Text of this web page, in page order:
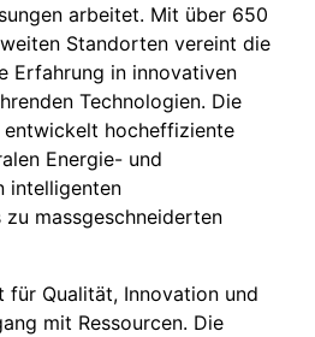
arbeitet. Mit über 650
Standorten vereint die
Erfahrung in innovativen
Technologien. Die
entwickelt hocheffiziente
Energie- und
intelligenten
massgeschneiderten
für Qualität, Innovation und
mit Ressourcen. Die